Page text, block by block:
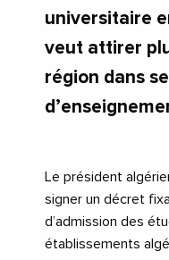
universitaire
veut attirer
région dans
Le président
signer un décret
d’admission des
établissements